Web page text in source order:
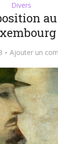
Divers
Ajouter un